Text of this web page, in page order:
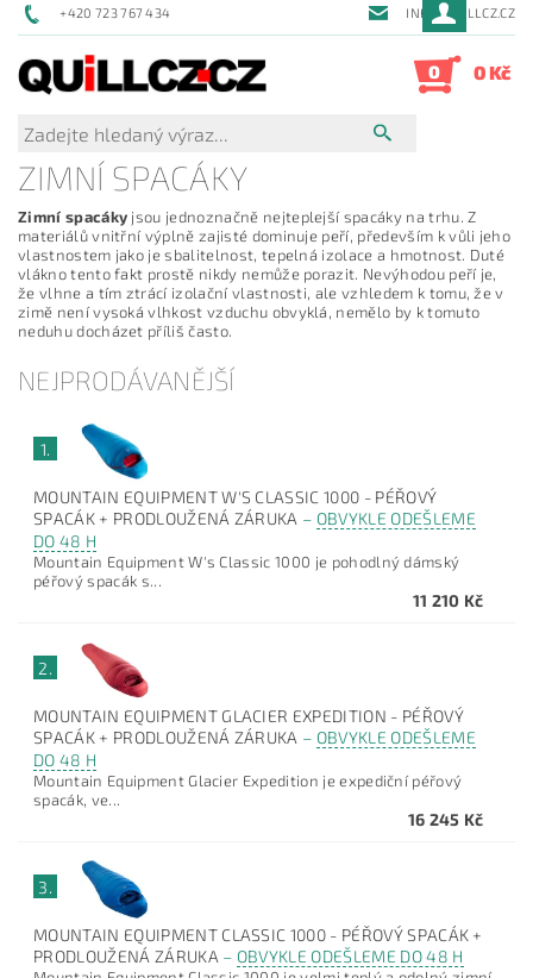
+420 723 767 434 INFO@QUILLCZ.CZ
0 0 Kč
ZIMNÍ SPACÁKY
Zimní spacáky jsou jednoznačně nejteplejší spacáky na trhu. Z
materiálů vnitřní výplně zajisté dominuje peří, především k vůli jeho
vlastnostem jako je sbalitelnost, tepelná izolace a hmotnost. Duté
vlákno tento fakt prostě nikdy nemůže porazit. Nevýhodou peří je,
že vlhne a tím ztrácí izolační vlastnosti, ale vzhledem k tomu, že v
zimě není vysoká vlhkost vzduchu obvyklá, nemělo by k tomuto
neduhu docházet příliš často.
NEJPRODÁVANĚJŠÍ
1.
MOUNTAIN EQUIPMENT W'S CLASSIC 1000 - PÉŘOVÝ
SPACÁK + PRODLOUŽENÁ ZÁRUKA – OBVYKLE ODEŠLEME
DO 48 H
Mountain Equipment W's Classic 1000 je pohodlný dámský
péřový spacák s...
11 210 Kč
2.
MOUNTAIN EQUIPMENT GLACIER EXPEDITION - PÉŘOVÝ
SPACÁK + PRODLOUŽENÁ ZÁRUKA – OBVYKLE ODEŠLEME
DO 48 H
Mountain Equipment Glacier Expedition je expediční péřový
spacák, ve...
16 245 Kč
3.
MOUNTAIN EQUIPMENT CLASSIC 1000 - PÉŘOVÝ SPACÁK +
PRODLOUŽENÁ ZÁRUKA – OBVYKLE ODEŠLEME DO 48 H